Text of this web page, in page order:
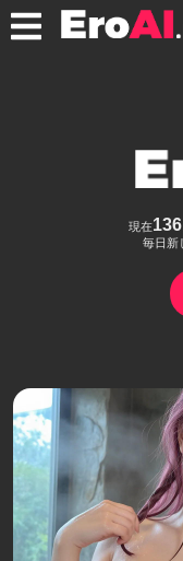
現在
毎日新